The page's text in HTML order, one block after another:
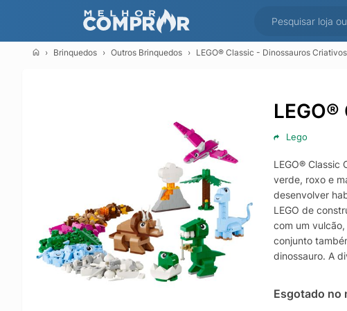
Brinquedos Outros Brinquedos LEGO® Classic - Dinossauros Criativos
Lego
LEGO® Classic
verde, roxo e
desenvolver
LEGO de
com um
conjunto
dinossauro. A
crianças se
próprios
infinitamente
Esgotado no